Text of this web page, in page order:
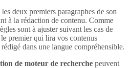
deux premiers paragraphes de son
à la rédaction de contenu. Comme
sont à ajuster suivant les cas de
premier qui lira vos contenus
dans une langue compréhensible.
de moteur de recherche peuvent